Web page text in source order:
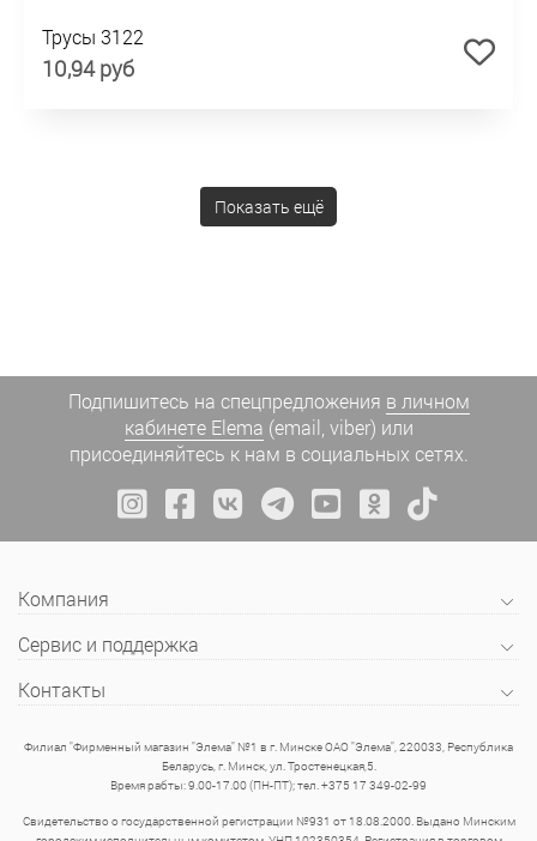
Трусы 3122
10,94 руб
Показать ещё
Подпишитесь на спецпредложения в личном
кабинете Elema (email, viber) или
присоединяйтесь к нам в социальных сетях.
Компания
Сервис и поддержка
Контакты
Филиал "Фирменный магазин "Элема" №1 в г. Минске ОАО "Элема", 220033, Республика
Беларусь, г. Минск, ул. Тростенецкая,5.
Время рабты: 9.00-17.00 (ПН-ПТ); тел. +375 17 349-02-99
Свидетельство о государственной регистрации №931 от 18.08.2000. Выдано Минским